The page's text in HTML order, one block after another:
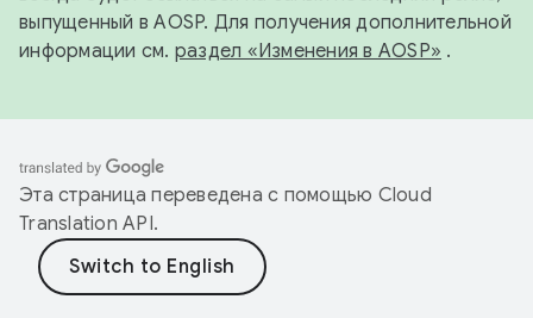
выпущенный в AOSP. Для получения дополнительной
информации см. раздел «Изменения в AOSP» .
Эта страница переведена с помощью Cloud
Translation API.